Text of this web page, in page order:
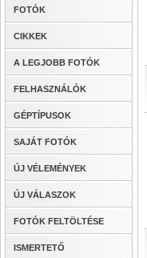
FOTÓK
CIKKEK
A LEGJOBB FOTÓK
FELHASZNÁLÓK
GÉPTÍPUSOK
SAJÁT FOTÓK
ÚJ VÉLEMÉNYEK
ÚJ VÁLASZOK
FOTÓK FELTÖLTÉSE
ISMERTETŐ